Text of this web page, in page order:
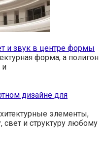
и звук в центре формы
форма, а полигон
и
дизайне для
элементы,
и структуру любому